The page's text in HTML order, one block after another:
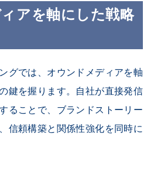
アを軸にした戦略
グでは、オウンドメディアを軸
鍵を握ります。自社が直接発信
ることで、ブランドストーリー
信頼構築と関係性強化を同時に